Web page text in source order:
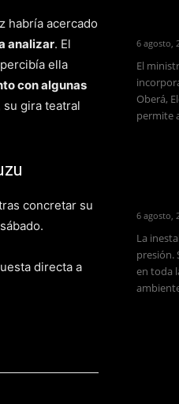
habría acercado
analizar. El
ella
con algunas
su gira teatral
concretar su
directa a
6 agosto,
El
Oberá,
permite
6 agosto,
La
presión.
en toda